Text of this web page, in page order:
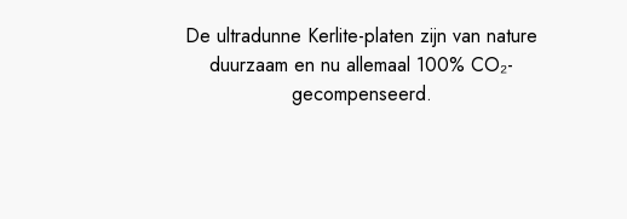
De ultradunne Kerlite-platen zijn van nature
duurzaam en nu allemaal 100% CO₂-
gecompenseerd.